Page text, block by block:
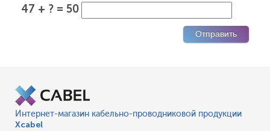
47 + ? = 50
Интернет-магазин кабельно-проводниковой продукции
Xcabel